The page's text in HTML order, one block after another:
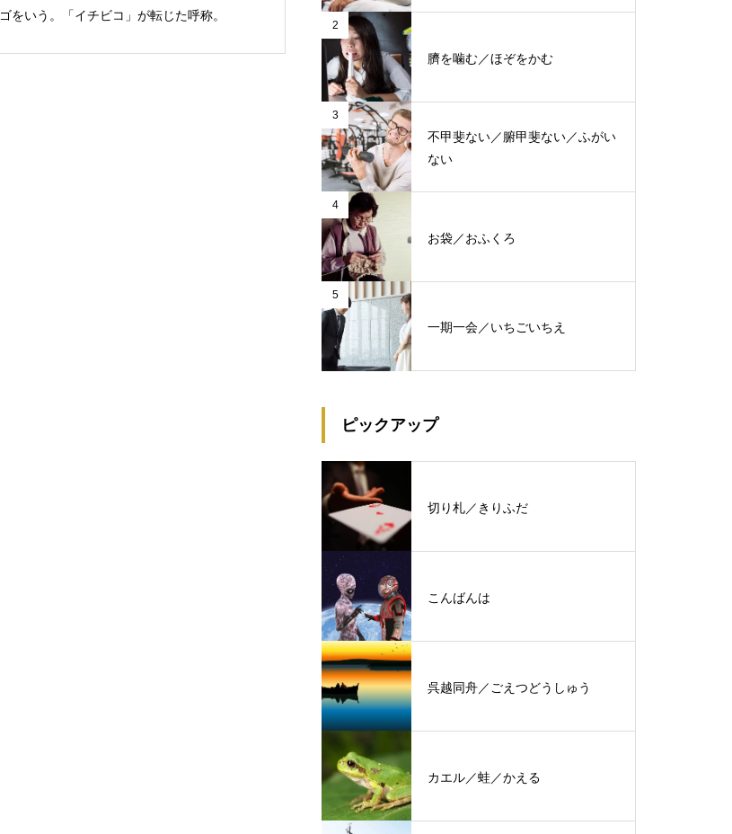
ゴをいう。「イチビコ」が転じた呼称。
2
臍を噛む／ほぞをかむ
3
不甲斐ない／腑甲斐ない／ふがい
ない
4
お袋／おふくろ
5
一期一会／いちごいちえ
ピックアップ
切り札／きりふだ
こんばんは
呉越同舟／ごえつどうしゅう
カエル／蛙／かえる